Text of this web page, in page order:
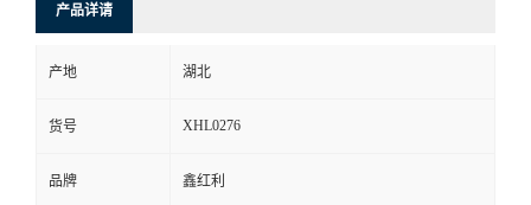
产品详请
产地 湖北
货号 XHL0276
品牌 鑫红利